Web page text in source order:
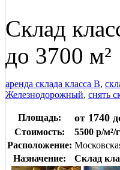
Склад
до 3700 м²
аренда склада класса В,
Железнодорожный, снять
Площадь: от 1740
Стоимость:
5500 р/м²/
Расположение:
Назначение:
Склад